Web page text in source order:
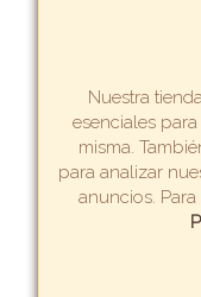
Nuestra
esenciales
misma.
para analizar
anuncios.